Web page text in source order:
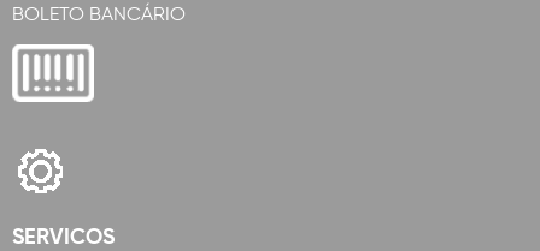
BOLETO BANCÁRIO
SERVICOS